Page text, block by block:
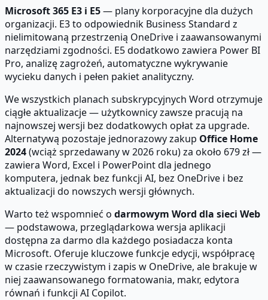
Microsoft 365 E3 i E5— plany korporacyjne dla dużych
organizacji. E3 to odpowiednik Business Standard z
nielimitowaną przestrzenią OneDrive i zaawansowanymi
narzędziami zgodności. E5 dodatkowo zawiera Power BI
Pro, analizę zagrożeń, automatyczne wykrywanie
wycieku danych i pełen pakiet analityczny.
We wszystkich planach subskrypcyjnych Word otrzymuje
ciągłe aktualizacje — użytkownicy zawsze pracują na
najnowszej wersji bez dodatkowych opłat za upgrade.
Alternatywą pozostaje jednorazowy zakup Office Home
2024(wciąż sprzedawany w 2026 roku) za około 679 zł —
zawiera Word, Excel i PowerPoint dla jednego
komputera, jednak bez funkcji AI, bez OneDrive i bez
aktualizacji do nowszych wersji głównych.
Warto też wspomnieć o darmowym Word dla sieci Web
— podstawowa, przeglądarkowa wersja aplikacji
dostępna za darmo dla każdego posiadacza konta
Microsoft. Oferuje kluczowe funkcje edycji, współpracę
w czasie rzeczywistym i zapis w OneDrive, ale brakuje w
niej zaawansowanego formatowania, makr, edytora
równań i funkcji AI Copilot.